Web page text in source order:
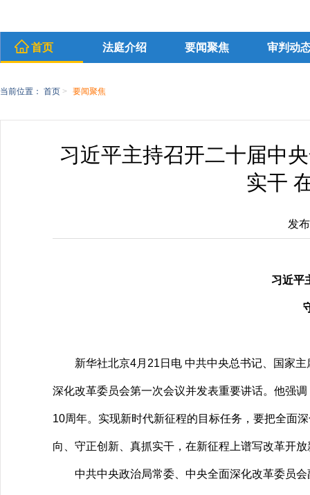
首页 法庭介绍 要闻聚焦 审判动
当前位置： 首页 > 要闻聚焦
习近平主持召开二十届中
实干
发
习近平
守
新华社北京4月21日电 中共中央总书记、国家主
深化改革委员会第一次会议并发表重要讲话。他强
10周年。实现新时代新征程的目标任务，要把全面
向、守正创新、真抓实干，在新征程上谱写改革开
中共中央政治局常委、中央全面深化改革委员会